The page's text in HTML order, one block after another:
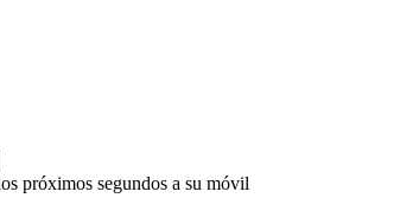
próximos segundos a su móvil